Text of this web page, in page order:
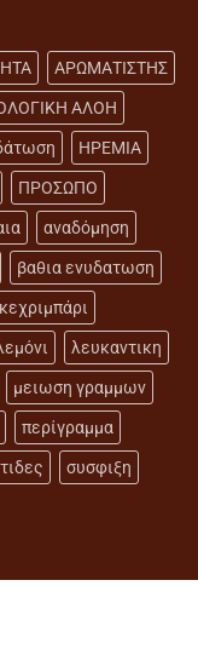
ΑΡΩΜΑΤΙΣΤΗΣ
ΑΛΟΗ
ΗΡΕΜΙΑ
ΠΡΟΣΩΠΟ
αναδόμηση
βαθια ενυδατωση
κεχριμπάρι
λευκαντικη
μειωση γραμμων
περίγραμμα
συσφιξη